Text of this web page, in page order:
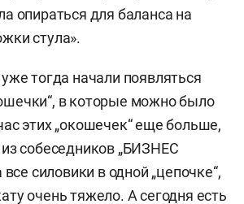
опираться для баланса на
стула».
тогда начали появляться
в которые можно было
этих „окошечек“ еще больше,
собеседников „БИЗНЕС
силовики в одной „цепочке“,
очень тяжело. А сегодня есть